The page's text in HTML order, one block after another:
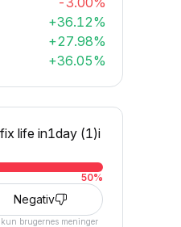
+36.12%
+27.98%
+36.05%
life in1day (1)i
50%
Negativ
brugernes meninger